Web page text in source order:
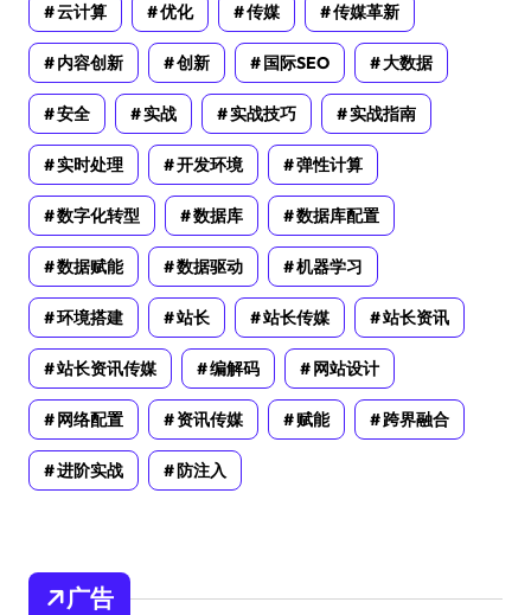
云计算 优化 传媒 传媒革新
内容创新 创新 国际SEO 大数据
安全 实战 实战技巧 实战指南
实时处理 开发环境 弹性计算
数字化转型 数据库 数据库配置
数据赋能 数据驱动 机器学习
环境搭建 站长 站长传媒 站长资讯
站长资讯传媒 编解码 网站设计
网络配置 资讯传媒 赋能 跨界融合
进阶实战 防注入
广告